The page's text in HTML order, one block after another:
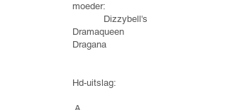
moeder:
Dizzybell's
Dramaqueen
Dragana
Hd-uitslag: